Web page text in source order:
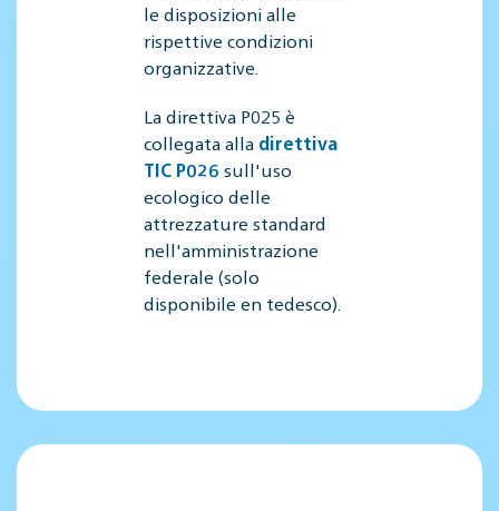
le disposizioni alle
rispettive condizioni
organizzative.
La direttiva P025 è
collegata alla direttiva
TIC P026 sull'uso
ecologico delle
attrezzature standard
nell'amministrazione
federale (solo
disponibile en tedesco).